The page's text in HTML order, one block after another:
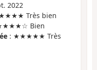
2022
Très bien
Bien
: ★★★★★ Très